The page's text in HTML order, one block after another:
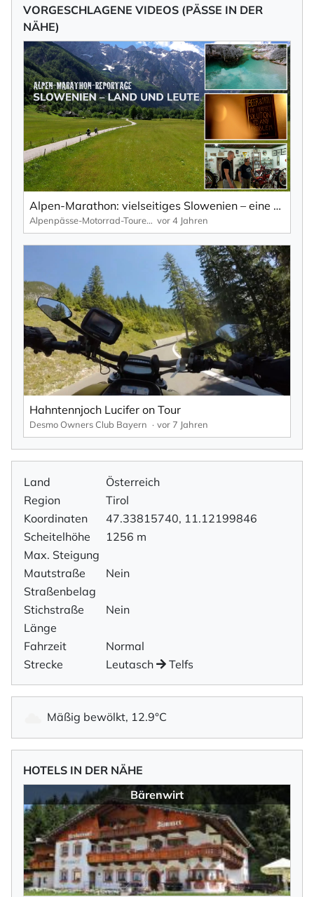
VORGESCHLAGENE VIDEOS (PÄSSE IN DER
NÄHE)
Alpen-Marathon: vielseitiges Slowenien – eine Reisereportage von den Alpenpässen hinunter zum Meer.
Alpenpässe-Motorrad-Touren: Alpen-Marathon, die TV-Reportagen vor 4 Jahren
Hahntennjoch Lucifer on Tour
Desmo Owners Club Bayern vor 7 Jahren
Land
Österreich
Region
Tirol
Koordinaten
47.33815740, 11.12199846
Scheitelhöhe
1256 m
Max. Steigung
Mautstraße
Nein
Straßenbelag
Stichstraße
Nein
Länge
Fahrzeit
Normal
Strecke
Leutasch Telfs
Mäßig bewölkt, 12.9°C
HOTELS IN DER NÄHE
Bärenwirt